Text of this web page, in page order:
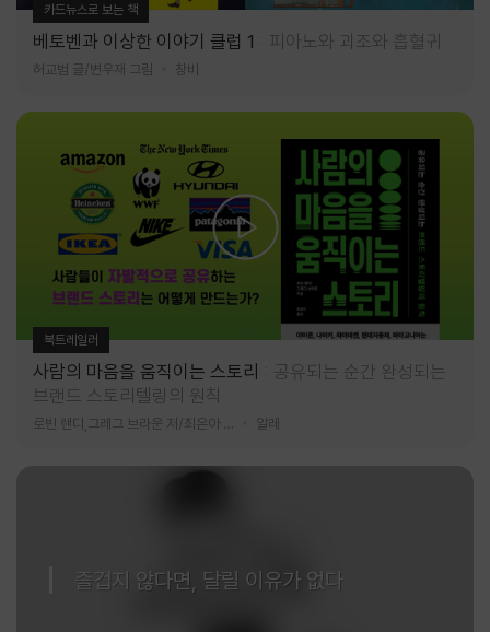
카드뉴스로 보는 책
베토벤과 이상한 이야기 클럽 1 피아노와 괴조와 흡혈귀
허교범 글/변우재 그림 창비
북트레일러
사람의 마음을 움직이는 스토리
공유되는 순간 완성되는
브랜드 스토리텔링의 원칙
알레
즐겁지 않다면, 달릴 이유가 없다